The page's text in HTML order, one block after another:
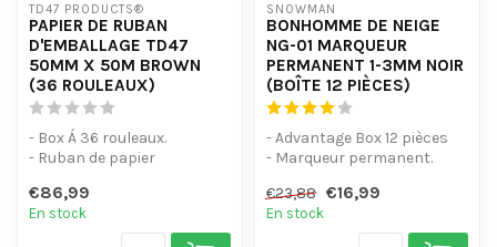
TD47 PRODUCTS®
PAPIER DE RUBAN
D'EMBALLAGE TD47
50MM X 50M BROWN
(36 ROULEAUX)
- Box Á 36 rouleaux.
- Ruban de papier
- fort et colle bien.
- En...
€86,99
En stock
SNOWMAN
BONHOMME DE NEIGE
NG-01 MARQUEUR
PERMANENT 1-3MM NOIR
(BOÎTE 12 PIÈCES)
- Advantage Box 12 pièces
- Marqueur permanent.
uti...
€23,88 €16,99
En stock